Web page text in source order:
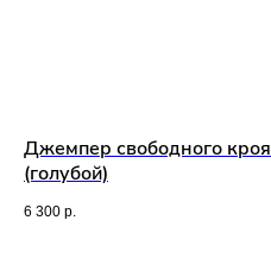
Джемпер свободного кроя
(голубой)
6 300 р.